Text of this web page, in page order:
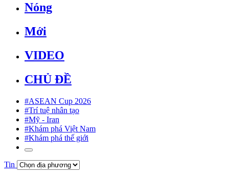
Nóng
Mới
VIDEO
CHỦ ĐỀ
#ASEAN Cup 2026
#Trí tuệ nhân tạo
#Mỹ - Iran
#Khám phá Việt Nam
#Khám phá thế giới
Tin